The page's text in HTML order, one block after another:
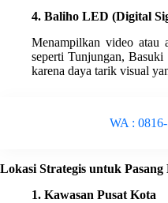
4. Baliho LED (Digital
Menampilkan video atau
seperti Tunjungan,
karena daya tarik visual
WA :
Lokasi Strategis untuk
1. Kawasan Pusat Kota